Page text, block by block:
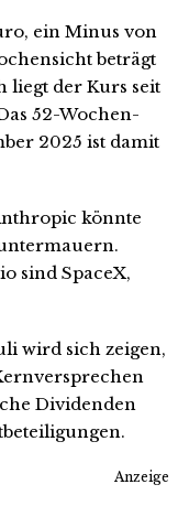
ein Minus von
beträgt
liegt der Kurs seit
52-Wochen-
2025 ist damit
könnte
sind SpaceX,
wird sich zeigen,
Dividenden
Anzeige